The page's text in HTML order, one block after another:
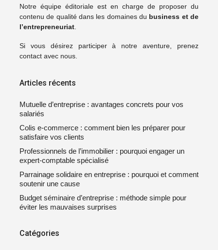
Notre équipe éditoriale est en charge de proposer du
contenu de qualité dans les domaines du business et de
l’entrepreneuriat
Si vous désirez participer à notre aventure, prenez
contact avec nous.
Articles récents
Mutuelle d’entreprise : avantages concrets pour vos
salariés
Colis e-commerce : comment bien les préparer pour
satisfaire vos clients
Professionnels de l’immobilier : pourquoi engager un
expert-comptable spécialisé
Parrainage solidaire en entreprise : pourquoi et comment
soutenir une cause
Budget séminaire d’entreprise : méthode simple pour
éviter les mauvaises surprises
Catégories